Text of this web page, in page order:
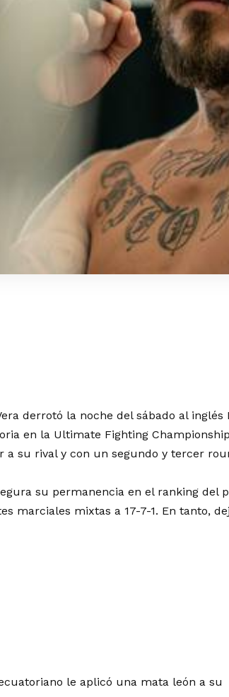
derrotó la noche del sábado al inglés
en la Ultimate Fighting
a su rival y con un segundo y tercer
su permanencia en el ranking del
marciales mixtas a 17-7-1. En tanto,
le aplicó una mata león a su